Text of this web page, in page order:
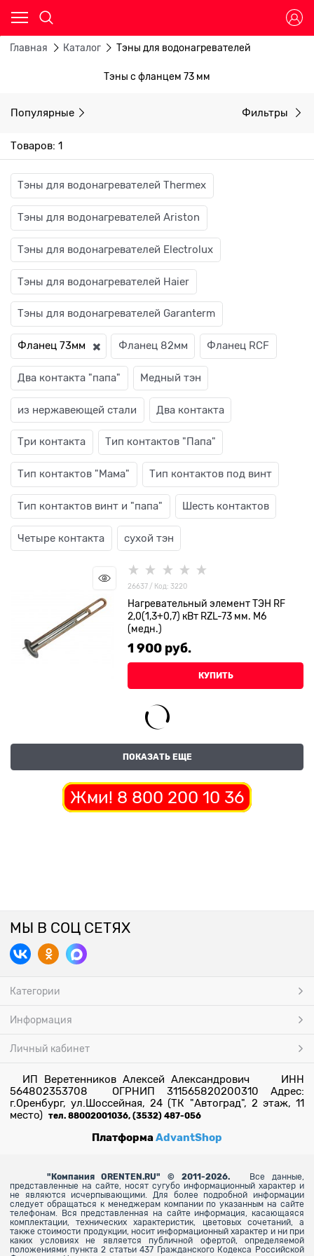
Главная Каталог Тэны для водонагревателей
Тэны с фланцем 73 мм
Популярные Фильтры
Товаров: 1
Тэны для водонагревателей Thermex
Тэны для водонагревателей Ariston
Тэны для водонагревателей Electrolux
Тэны для водонагревателей Haier
Тэны для водонагревателей Garanterm
Фланец 73мм Фланец 82мм Фланец RCF
Два контакта "папа" Медный тэн
из нержавеющей стали Два контакта
Три контакта Тип контактов "Папа"
Тип контактов "Мама" Тип контактов под винт
Тип контактов винт и "папа" Шесть контактов
Четыре контакта сухой тэн
26637 / Код: 3220
Нагревательный элемент ТЭН RF
2,0(1,3+0,7) кВт RZL-73 мм. М6
(медн.)
1 900 руб.
КУПИТЬ
ПОКАЗАТЬ ЕЩЕ
Жми! 8 800 200 10 36
МЫ В СОЦ СЕТЯХ
Категории
Информация
Личный кабинет
ИП Веретенников Алексей Александрович ИНН
564802353708 ОГРНИП 311565820200310 Адрес:
г.Оренбург, ул.Шоссейная, 24 (ТК "Автоград", 2 этаж, 11
место) тел. 88002001036, (3532) 487-056
ПлатформаAdvantShop
" Компания ORENTEN.RU" © 2011-2026.
Все данные,
представленные на сайте, носят сугубо информационный характер и
не являются исчерпывающими. Для более подробной информации
следует обращаться к менеджерам компании по указанным на сайте
телефонам. Вся представленная на сайте информация, касающаяся
комплектации, технических характеристик, цветовых сочетаний, а
также стоимости продукции, носит информационный характер и ни при
каких условиях не является публичной офертой, определяемой
положениями пункта 2 статьи 437 Гражданского Кодекса Российской